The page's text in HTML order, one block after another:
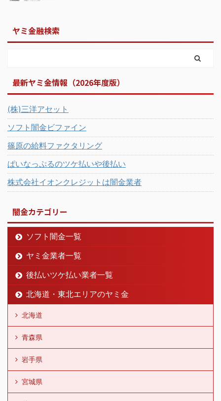
ヤミ金融検索
最新ヤミ金情報（2026年度版）
(株)三洋アセット
ソフト闇金ビファイン
篠原の給料ファクタリング
ぱいなっぷるのツケ払いや後払い
株式会社イオンクレジットは闇金業者
闇金カテゴリー
ソフト闇金一覧
ヤミ金業者一覧
後払いツケ払い業者一覧
北海道・東北エリアのヤミ金
北海道
青森県
岩手県
宮城県